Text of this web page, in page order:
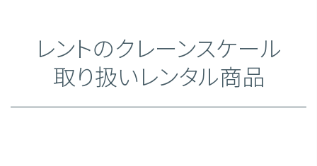
レントのクレーンスケール
取り扱いレンタル商品